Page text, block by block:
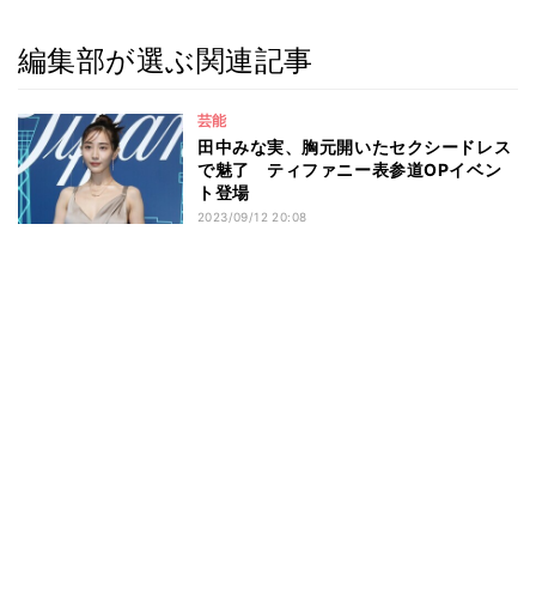
編集部が選ぶ関連記事
芸能
田中みな実、胸元開いたセクシードレス
で魅了 ティファニー表参道OPイベン
ト登場
2023/09/12 20:08